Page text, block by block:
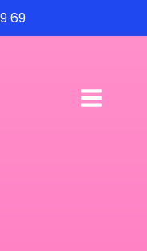
69